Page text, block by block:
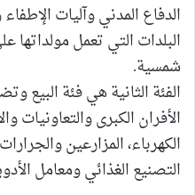
الدفاع المدني وآليات
البلدات التي تعمل مولداتها
شمسية.
الفئة الثانية هي فئة البيع
الأفران الكبرى والتعاونيات
الكهرباء، المزارعين
التصنيع الغذائي ومعامل